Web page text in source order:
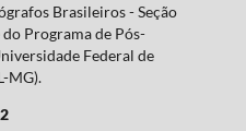
Brasileiros - Seção
Programa de Pós-
Federal de
MG).